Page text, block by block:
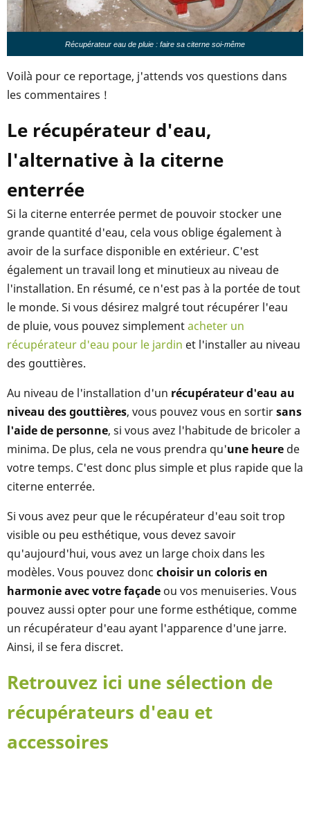
Récupérateur eau de pluie : faire sa citerne soi-même
Voilà pour ce reportage, j'attends vos questions dans
les commentaires !
Le récupérateur d'eau,
l'alternative à la citerne
enterrée
Si la citerne enterrée permet de pouvoir stocker une
grande quantité d'eau, cela vous oblige également à
avoir de la surface disponible en extérieur. C'est
également un travail long et minutieux au niveau de
l'installation. En résumé, ce n'est pas à la portée de tout
le monde. Si vous désirez malgré tout récupérer l'eau
de pluie, vous pouvez simplementacheter un
récupérateur d'eau pour le jardin et l'installer au niveau
des gouttières.
Au niveau de l'installation d'un récupérateur d'eau au
niveau des gouttières, vous pouvez vous en sortirsans
l'aide de personne, si vous avez l'habitude de bricoler a
minima. De plus, cela ne vous prendra qu'une heure de
votre temps. C'est donc plus simple et plus rapide que la
citerne enterrée.
Si vous avez peur que le récupérateur d'eau soit trop
visible ou peu esthétique, vous devez savoir
qu'aujourd'hui, vous avez un large choix dans les
modèles. Vous pouvez donc choisir un coloris en
harmonie avec votre façade ou vos menuiseries. Vous
pouvez aussi opter pour une forme esthétique, comme
un récupérateur d'eau ayant l'apparence d'une jarre.
Ainsi, il se fera discret.
Retrouvez ici une sélection de
récupérateurs d'eau et
accessoires